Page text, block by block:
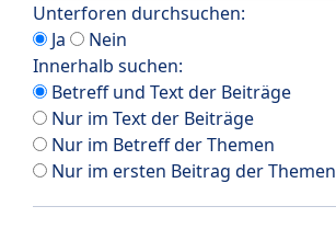
Unterforen durchsuchen:
Ja
Nein
Innerhalb suchen:
Betreff und Text der Beiträge
Nur im Text der Beiträge
Nur im Betreff der Themen
Nur im ersten Beitrag der Themen